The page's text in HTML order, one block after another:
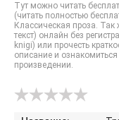
Тут можно читать
(читать полностью
Классическая проза.
текст) онлайн без
knigi) или прочесть
описание и
произведении.